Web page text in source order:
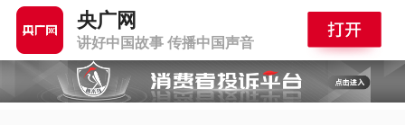
央广网
讲好中国故事 传播中国声音